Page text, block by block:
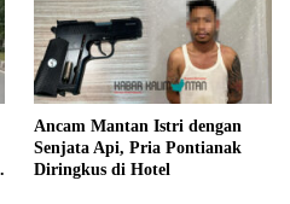
Ancam Mantan Istri dengan
Senjata Api, Pria Pontianak
Diringkus di Hotel